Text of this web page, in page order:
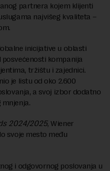
partnera kojem klijenti
najvišeg kvaliteta –
inicijative u oblasti
kompanija
tržištu i zajednici.
je listu od oko 2.600
a svoj izbor dodatno
2024/2025, Wiener
svoje mesto među
i odgovornog poslovanja u